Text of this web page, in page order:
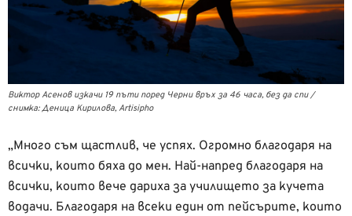
Виктор Асенов изкачи 19 пъти поред Черни връх за 46 часа, без да спи /
снимка: Деница Кирилова, Artisipho
„Много съм щастлив, че успях. Огромно благодаря на
всички, които бяха до мен. Най-напред благодаря на
всички, които вече дариха за училището за кучета
водачи. Благодаря на всеки един от пейсърите, които